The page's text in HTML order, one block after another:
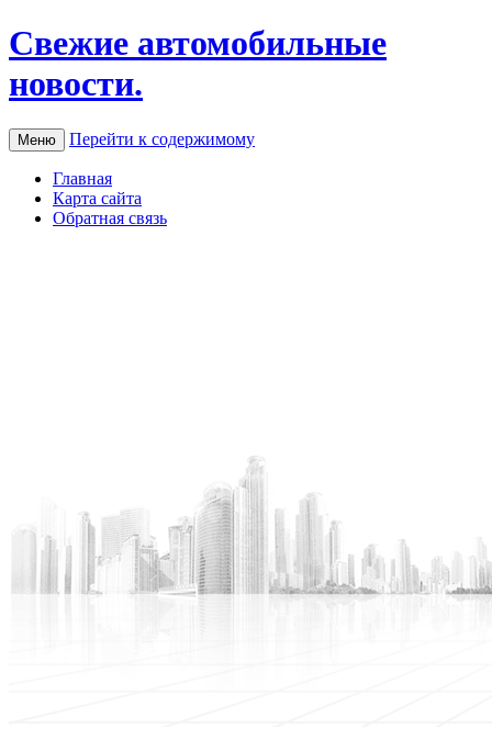
Свежие автомобильные
новости.
Меню Перейти к содержимому
Главная
Карта сайта
Обратная связь